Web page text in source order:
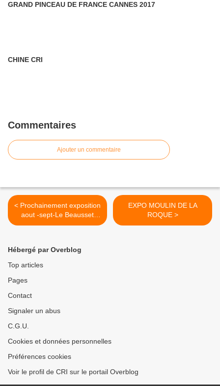
GRAND PINCEAU DE FRANCE CANNES 2017
CHINE CRI
Commentaires
Ajouter un commentaire
< Prochainement exposition
aout -sept-Le Beausset
Save the date .......
EXPO MOULIN DE LA
ROQUE >
Hébergé par Overblog
Top articles
Pages
Contact
Signaler un abus
C.G.U.
Cookies et données personnelles
Préférences cookies
Voir le profil de CRI sur le portail Overblog